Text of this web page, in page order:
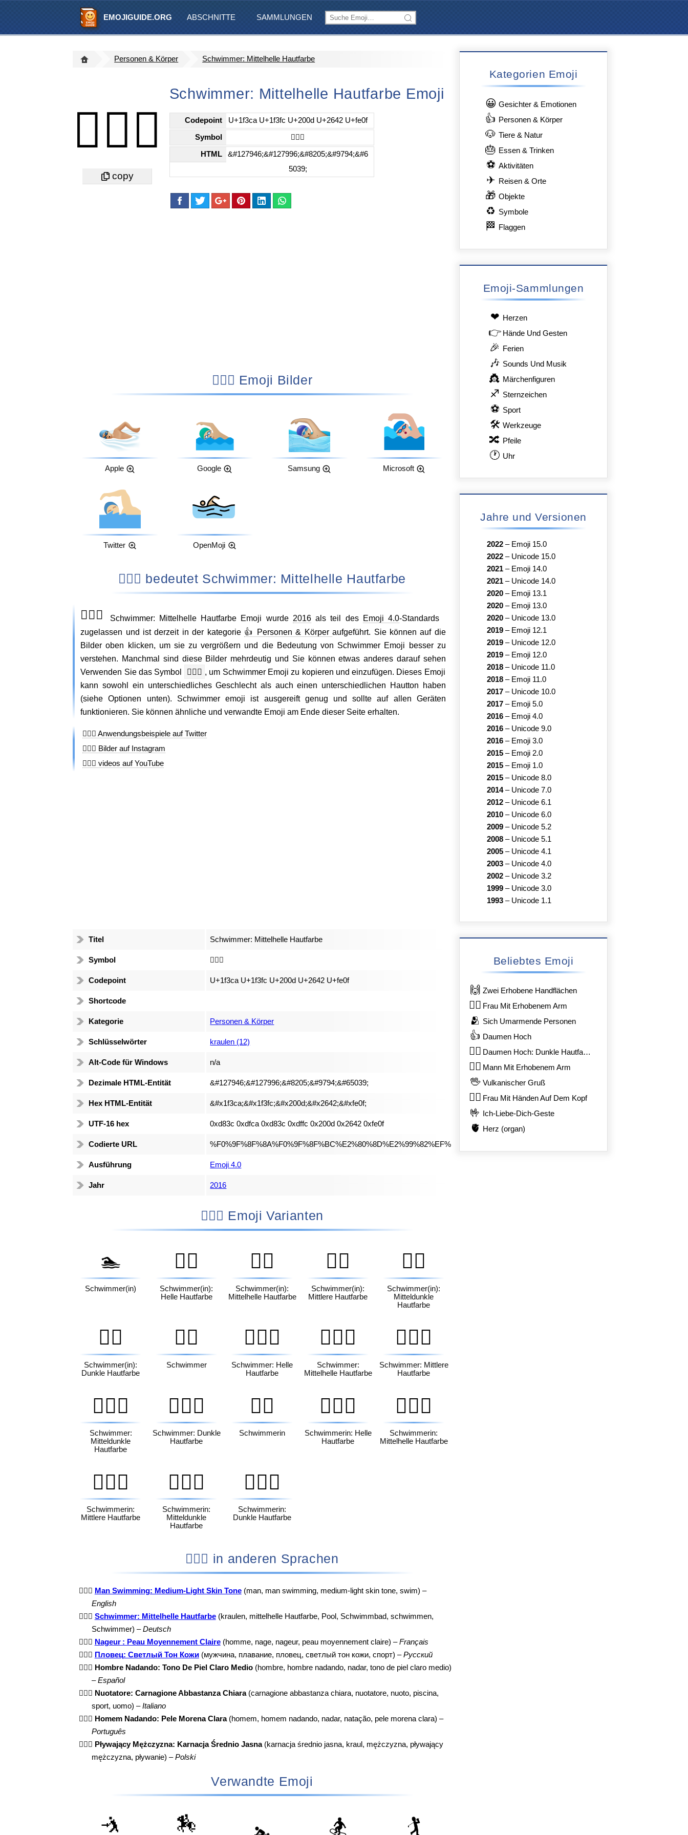
EMOJIGUIDE.ORG ABSCHNITTE SAMMLUNGEN
Personen & Körper Schwimmer: Mittelhelle Hautfarbe
🏊🏼‍♂️
Schwimmer: Mittelhelle Hautfarbe Emoji
Codepoint U+1f3ca U+1f3fc U+200d U+2642 U+fe0f
Symbol 🏊🏼‍♂️
HTML
&#127946;&#127996;&#8205;&#9794;&#6
5039;
🏊🏼‍♂️ Emoji Bilder
Apple Google Samsung Microsoft
Twitter OpenMoji
🏊🏼‍♂️ bedeutet Schwimmer: Mittelhelle Hautfarbe
🏊🏼‍♂️ Schwimmer: Mittelhelle Hautfarbe Emoji wurde 2016als teil des Emoji 4.0-Standards
zugelassen und ist derzeit in der kategorie 👍 Personen & Körperaufgeführt. Sie können auf die
Bilder oben klicken, um sie zu vergrößern und die Bedeutung von Schwimmer Emoji besser zu
verstehen. Manchmal sind diese Bilder mehrdeutig und Sie können etwas anderes darauf sehen
Verwenden Sie das Symbol
🏊🏼‍♂️ , um Schwimmer Emoji zu kopieren und einzufügen. Dieses Emoji
kann sowohl ein unterschiedliches Geschlecht als auch einen unterschiedlichen Hautton haben
(siehe Optionen unten). Schwimmer emoji ist ausgereift genug und sollte auf allen Geräten
funktionieren. Sie können ähnliche und verwandte Emoji am Ende dieser Seite erhalten.
🏊🏼‍♂️ Anwendungsbeispiele auf Twitter
🏊🏼‍♂️ Bilder auf Instagram
🏊🏼‍♂️ videos auf YouTube
Titel Schwimmer: Mittelhelle Hautfarbe
Symbol 🏊🏼‍♂️
Codepoint U+1f3ca U+1f3fc U+200d U+2642 U+fe0f
Shortcode
Kategorie Personen & Körper
Schlüsselwörter kraulen (12)
Alt-Code für Windows n/a
Dezimale HTML-Entität &#127946;&#127996;&#8205;&#9794;&#65039;
Hex HTML-Entität &#x1f3ca;&#x1f3fc;&#x200d;&#x2642;&#xfe0f;
UTF-16 hex 0xd83c 0xdfca 0xd83c 0xdffc 0x200d 0x2642 0xfe0f
Codierte URL %F0%9F%8F%8A%F0%9F%8F%BC%E2%80%8D%E2%99%82%EF%B8%8F
Ausführung Emoji 4.0
Jahr 2016
🏊🏼‍♂️ Emoji Varianten
🏊
Schwimmer(in)
🏊🏻
Schwimmer(in):
Helle Hautfarbe
🏊🏼
Schwimmer(in):
Mittelhelle Hautfarbe
🏊🏽
Schwimmer(in):
Mittlere Hautfarbe
🏊🏾
Schwimmer(in):
Mitteldunkle
Hautfarbe
🏊🏿
Schwimmer(in):
Dunkle Hautfarbe
🏊‍♂️
Schwimmer
🏊🏻‍♂️
Schwimmer: Helle
Hautfarbe
🏊🏼‍♂️
Schwimmer:
Mittelhelle Hautfarbe
🏊🏽‍♂️
Schwimmer: Mittlere
Hautfarbe
🏊🏾‍♂️
Schwimmer:
Mitteldunkle
Hautfarbe
🏊🏿‍♂️
Schwimmer: Dunkle
Hautfarbe
🏊‍♀️
Schwimmerin
🏊🏻‍♀️
Schwimmerin: Helle
Hautfarbe
🏊🏼‍♀️
Schwimmerin:
Mittelhelle Hautfarbe
🏊🏽‍♀️
Schwimmerin:
Mittlere Hautfarbe
🏊🏾‍♀️
Schwimmerin:
Mitteldunkle
Hautfarbe
🏊🏿‍♀️
Schwimmerin:
Dunkle Hautfarbe
🏊🏼‍♂️ in anderen Sprachen
🏊🏼‍♂️ Man Swimming: Medium-Light Skin Tone(man, man swimming, medium-light skin tone, swim) –
English
🏊🏼‍♂️ Schwimmer: Mittelhelle Hautfarbe(kraulen, mittelhelle Hautfarbe, Pool, Schwimmbad, schwimmen,
Schwimmer) –Deutsch
🏊🏼‍♂️ Nageur : Peau Moyennement Claire(homme, nage, nageur, peau moyennement claire) –Français
🏊🏼‍♂️ Пловец: Светлый Тон Кожи(мужчина, плавание, пловец, светлый тон кожи, спорт) –Русский
🏊🏼‍♂️ Hombre Nadando: Tono De Piel Claro Medio(hombre, hombre nadando, nadar, tono de piel claro medio)
–Español
🏊🏼‍♂️ Nuotatore: Carnagione Abbastanza Chiara(carnagione abbastanza chiara, nuotatore, nuoto, piscina,
sport, uomo) –Italiano
🏊🏼‍♂️ Homem Nadando: Pele Morena Clara(homem, homem nadando, nadar, natação, pele morena clara) –
Português
🏊🏼‍♂️ Pływający Mężczyzna: Karnacja Średnio Jasna(karnacja średnio jasna, kraul, mężczyzna, pływający
mężczyzna, pływanie) –Polski
Verwandte Emoji
🤺 🏇 🏂 🏌️
Kategorien Emoji
😀 Gesichter & Emotionen
👍 Personen & Körper
🐶 Tiere & Natur
🎂 Essen & Trinken
⚽ Aktivitäten
✈ Reisen & Orte
🎁 Objekte
♻ Symbole
🏁 Flaggen
Emoji-Sammlungen
❤ Herzen
👉 Hände Und Gesten
🎉 Ferien
🎶 Sounds Und Musik
👸 Märchenfiguren
♐ Sternzeichen
⚽ Sport
🛠 Werkzeuge
🔀 Pfeile
🕐 Uhr
Jahre und Versionen
2022 – Emoji 15.0
2022 – Unicode 15.0
2021 – Emoji 14.0
2021 – Unicode 14.0
2020 – Emoji 13.1
2020 – Emoji 13.0
2020 – Unicode 13.0
2019 – Emoji 12.1
2019 – Unicode 12.0
2019 – Emoji 12.0
2018 – Unicode 11.0
2018 – Emoji 11.0
2017 – Unicode 10.0
2017 – Emoji 5.0
2016 – Emoji 4.0
2016 – Unicode 9.0
2016 – Emoji 3.0
2015 – Emoji 2.0
2015 – Emoji 1.0
2015 – Unicode 8.0
2014– Unicode 7.0
2012 – Unicode 6.1
2010 – Unicode 6.0
2009 – Unicode 5.2
2008 – Unicode 5.1
2005 – Unicode 4.1
2003 – Unicode 4.0
2002 – Unicode 3.2
1999 – Unicode 3.0
1993 – Unicode 1.1
Beliebtes Emoji
🙌 Zwei Erhobene Handflächen
🙋‍♀️ Frau Mit Erhobenem Arm
🫂 Sich Umarmende Personen
👍 Daumen Hoch
👍🏿 Daumen Hoch: Dunkle Hautfarbe
🙋‍♂️ Mann Mit Erhobenem Arm
🖖 Vulkanischer Gruß
🙆‍♀️ Frau Mit Händen Auf Dem Kopf
🤟 Ich-Liebe-Dich-Geste
🫀 Herz (organ)